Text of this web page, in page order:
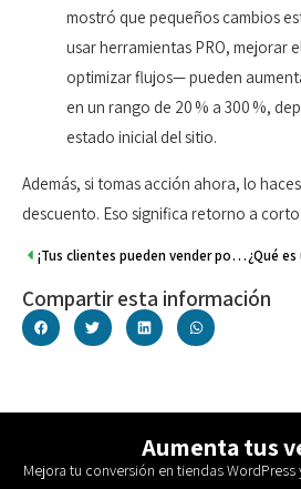
mostró que pequeños cambios
usar herramientas PRO, mejorar
optimizar flujos— pueden
en un rango de 20 % a 300 %,
estado inicial del sitio.
Además, si tomas acción ahora, lo
descuento. Eso significa retorno a
¡Tus clientes pueden vender por ti!
Compartir esta información
Aumenta tus
Mejora tu conversión en tiendas